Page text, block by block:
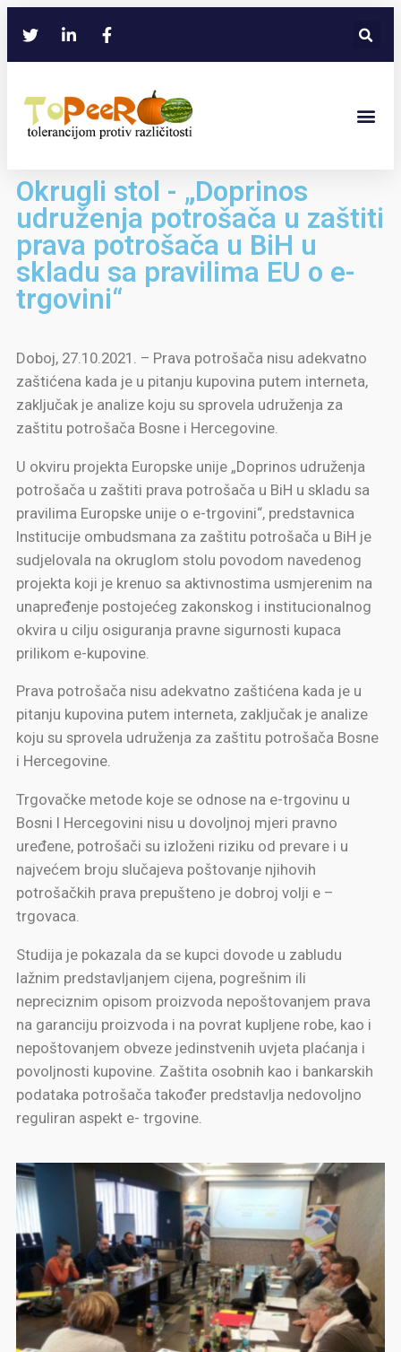
Okrugli stol - „Doprinos
udruženja potrošača u zaštiti
prava potrošača u BiH u
skladu sa pravilima EU o e-
trgovini“
Doboj, 27.10.2021. – Prava potrošača nisu adekvatno
zaštićena kada je u pitanju kupovina putem interneta,
zaključak je analize koju su sprovela udruženja za
zaštitu potrošača Bosne i Hercegovine.
U okviru projekta Europske unije „Doprinos udruženja
potrošača u zaštiti prava potrošača u BiH u skladu sa
pravilima Europske unije o e-trgovini“, predstavnica
Institucije ombudsmana za zaštitu potrošača u BiH je
sudjelovala na okruglom stolu povodom navedenog
projekta koji je krenuo sa aktivnostima usmjerenim na
unapređenje postojećeg zakonskog i institucionalnog
okvira u cilju osiguranja pravne sigurnosti kupaca
prilikom e-kupovine.
Prava potrošača nisu adekvatno zaštićena kada je u
pitanju kupovina putem interneta, zaključak je analize
koju su sprovela udruženja za zaštitu potrošača Bosne
i Hercegovine.
Trgovačke metode koje se odnose na e-trgovinu u
Bosni I Hercegovini nisu u dovoljnoj mjeri pravno
uređene, potrošači su izloženi riziku od prevare i u
najvećem broju slučajeva poštovanje njihovih
potrošačkih prava prepušteno je dobroj volji e –
trgovaca.
Studija je pokazala da se kupci dovode u zabludu
lažnim predstavljanjem cijena, pogrešnim ili
nepreciznim opisom proizvoda nepoštovanjem prava
na garanciju proizvoda i na povrat kupljene robe, kao i
nepoštovanjem obveze jedinstvenih uvjeta plaćanja i
povoljnosti kupovine. Zaštita osobnih kao i bankarskih
podataka potrošača također predstavlja nedovoljno
reguliran aspekt e- trgovine.